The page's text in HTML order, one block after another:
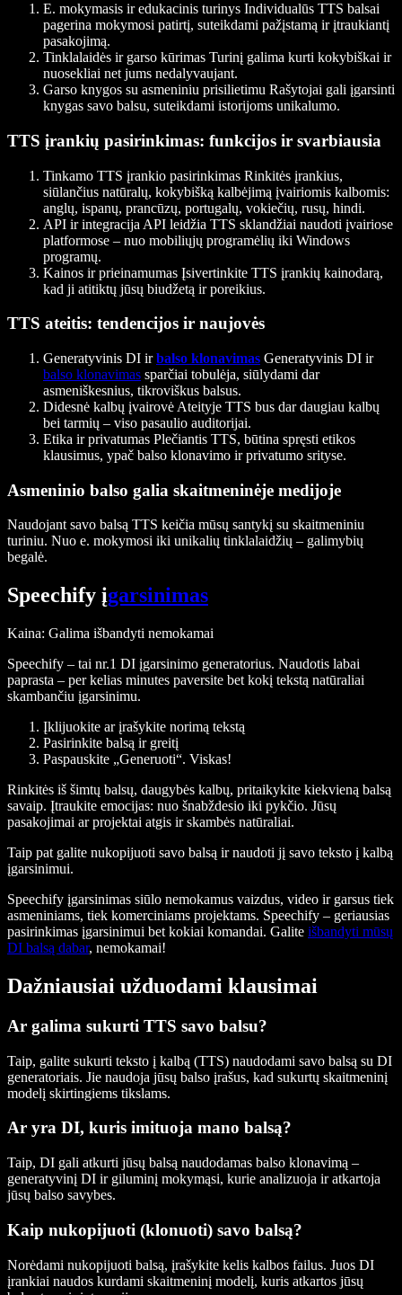
E. mokymasis ir edukacinis turinys Individualūs TTS balsai
pagerina mokymosi patirtį, suteikdami pažįstamą ir įtraukiantį
pasakojimą.
Tinklalaidės ir garso kūrimas Turinį galima kurti kokybiškai ir
nuosekliai net jums nedalyvaujant.
Garso knygos su asmeniniu prisilietimu Rašytojai gali įgarsinti
knygas savo balsu, suteikdami istorijoms unikalumo.
TTS įrankių pasirinkimas: funkcijos ir svarbiausia
Tinkamo TTS įrankio pasirinkimas Rinkitės įrankius,
siūlančius natūralų, kokybišką kalbėjimą įvairiomis kalbomis:
anglų, ispanų, prancūzų, portugalų, vokiečių, rusų, hindi.
API ir integracija API leidžia TTS sklandžiai naudoti įvairiose
platformose – nuo mobiliųjų programėlių iki Windows
programų.
Kainos ir prieinamumas Įsivertinkite TTS įrankių kainodarą,
kad ji atitiktų jūsų biudžetą ir poreikius.
TTS ateitis: tendencijos ir naujovės
Generatyvinis DI irbalso klonavimas Generatyvinis DI ir
balso klonavimas sparčiai tobulėja, siūlydami dar
asmeniškesnius, tikroviškus balsus.
Didesnė kalbų įvairovė Ateityje TTS bus dar daugiau kalbų
bei tarmių – viso pasaulio auditorijai.
Etika ir privatumas Plečiantis TTS, būtina spręsti etikos
klausimus, ypač balso klonavimo ir privatumo srityse.
Asmeninio balso galia skaitmeninėje medijoje
Naudojant savo balsą TTS keičia mūsų santykį su skaitmeniniu
turiniu. Nuo e. mokymosi iki unikalių tinklalaidžių – galimybių
begalė.
Speechify įgarsinimas
Kaina: Galima išbandyti nemokamai
Speechify – tai nr.1 DI įgarsinimo generatorius. Naudotis labai
paprasta – per kelias minutes paversite bet kokį tekstą natūraliai
skambančiu įgarsinimu.
Įklijuokite ar įrašykite norimą tekstą
Pasirinkite balsą ir greitį
Paspauskite „Generuoti“. Viskas!
Rinkitės iš šimtų balsų, daugybės kalbų, pritaikykite kiekvieną balsą
savaip. Įtraukite emocijas: nuo šnabždesio iki pykčio. Jūsų
pasakojimai ar projektai atgis ir skambės natūraliai.
Taip pat galite nukopijuoti savo balsą ir naudoti jį savo teksto į kalbą
įgarsinimui.
Speechify įgarsinimas siūlo nemokamus vaizdus, video ir garsus tiek
asmeniniams, tiek komerciniams projektams. Speechify – geriausias
pasirinkimas įgarsinimui bet kokiai komandai. Galite išbandyti mūsų
DI balsą dabar, nemokamai!
Dažniausiai užduodami klausimai
Ar galima sukurti TTS savo balsu?
Taip, galite sukurti teksto į kalbą (TTS) naudodami savo balsą su DI
generatoriais. Jie naudoja jūsų balso įrašus, kad sukurtų skaitmeninį
modelį skirtingiems tikslams.
Ar yra DI, kuris imituoja mano balsą?
Taip, DI gali atkurti jūsų balsą naudodamas balso klonavimą –
generatyvinį DI ir giluminį mokymąsi, kurie analizuoja ir atkartoja
jūsų balso savybes.
Kaip nukopijuoti (klonuoti) savo balsą?
Norėdami nukopijuoti balsą, įrašykite kelis kalbos failus. Juos DI
įrankiai naudos kurdami skaitmeninį modelį, kuris atkartos jūsų